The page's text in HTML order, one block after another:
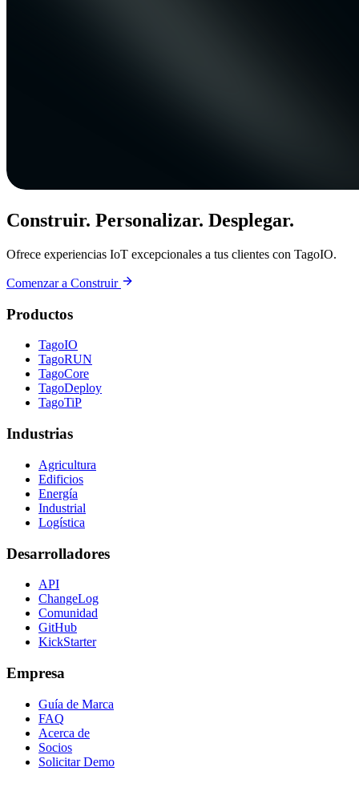
Construir. Personalizar. Desplegar.
Ofrece experiencias IoT excepcionales a tus clientes con TagoIO.
Comenzar a Construir
Productos
TagoIO
TagoRUN
TagoCore
TagoDeploy
TagoTiP
Industrias
Agricultura
Edificios
Energía
Industrial
Logística
Desarrolladores
API
ChangeLog
Comunidad
GitHub
KickStarter
Empresa
Guía de Marca
FAQ
Acerca de
Socios
Solicitar Demo